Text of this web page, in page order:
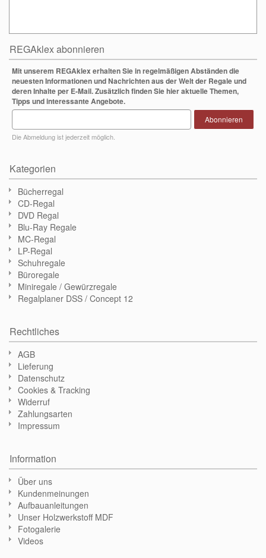
REGAklex abonnieren
Mit unserem REGAklex erhalten Sie in regelmäßigen Abständen die
neuesten Informationen und Nachrichten aus der Welt der Regale und
deren Inhalte per E-Mail. Zusätzlich finden Sie hier aktuelle Themen,
Tipps und interessante Angebote.
Die Abmeldung ist jederzeit möglich.
Abonnieren
Kategorien
Bücherregal
CD-Regal
DVD Regal
Blu-Ray Regale
MC-Regal
LP-Regal
Schuhregale
Büroregale
Miniregale / Gewürzregale
Regalplaner DSS / Concept 12
Rechtliches
AGB
Lieferung
Datenschutz
Cookies & Tracking
Widerruf
Zahlungsarten
Impressum
Information
Über uns
Kundenmeinungen
Aufbauanleitungen
Unser Holzwerkstoff MDF
Fotogalerie
Videos